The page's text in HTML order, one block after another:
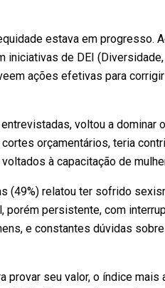
estava em progresso.
iniciativas de DEI (Diversidade,
ações efetivas para
voltou a dominar
orçamentários, teria
à capacitação de
(49%) relatou ter sofrido
porém persistente, com
e constantes dúvidas sobre
provar seu valor, o índice mais